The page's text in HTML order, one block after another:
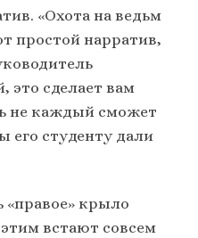
«Охота на ведьм
простой нарратив,
сделает вам
не каждый сможет
его студенту дали
«правое» крыло
встают совсем